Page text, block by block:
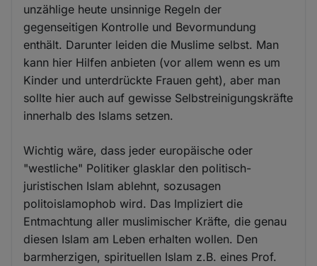
unzählige heute unsinnige Regeln der
gegenseitigen Kontrolle und Bevormundung
enthält. Darunter leiden die Muslime selbst. Man
kann hier Hilfen anbieten (vor allem wenn es um
Kinder und unterdrückte Frauen geht), aber man
sollte hier auch auf gewisse Selbstreinigungskräfte
innerhalb des Islams setzen.
Wichtig wäre, dass jeder europäische oder
"westliche" Politiker glasklar den politisch-
juristischen Islam ablehnt, sozusagen
politoislamophob wird. Das Impliziert die
Entmachtung aller muslimischer Kräfte, die genau
diesen Islam am Leben erhalten wollen. Den
barmherzigen, spirituellen Islam z.B. eines Prof.